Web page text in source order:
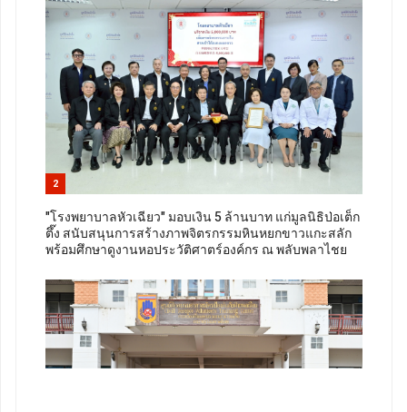
2
"โรงพยาบาลหัวเฉียว" มอบเงิน 5 ล้านบาท แก่มูลนิธิป่อเต็ก
ตึ๊ง สนับสนุนการสร้างภาพจิตรกรรมหินหยกขาวแกะสลัก
พร้อมศึกษาดูงานหอประวัติศาตร์องค์กร ณ พลับพลาไชย